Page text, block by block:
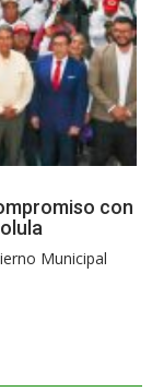
con
Municipal